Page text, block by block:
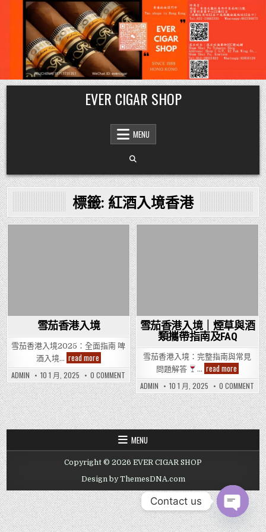
Skip
to
content
EVER CIGAR SHOP
MENU
標籤: 紅酒入境香港
雪茄香港入境
雪茄香港入境2025：全面指南 啤
酒入境… read more雪
茄
香
港
入
境
ADMIN 10 1 月, 2025 0 COMMENT ON
雪
茄
香
港
入
境
雪茄香港入境｜煙草與酒
類攜帶指南及FAQ
雪茄香港入境：完整指南與常見
問題解答
… read more
茄
香
港
入
境
｜
煙
草
類
南
及
FAQ
ADMIN 10 1 月, 2025 0 COMMENT ON
雪
茄
香
港
入
境
｜
煙
草
與
酒
類
攜
帶
指
南
及
FAQ
MENU
Copyright © 2026 EVER CIGAR SHOP
Design by ThemesDNA.com
Contact us
OPEN